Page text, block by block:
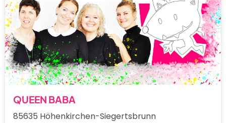
QUEEN BABA
85635 Höhenkirchen-Siegertsbrunn